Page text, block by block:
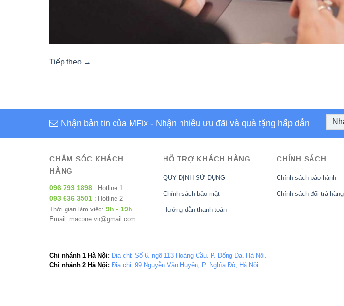
Tiếp theo →
Nhận bản tin của MFix - Nhận nhiều ưu đãi và quà tặng hấp dẫn
CHĂM SÓC KHÁCH
HÀNG
096 793 1898 : Hotline 1
093 636 3501 : Hotline 2
Thời gian làm việc: 9h - 19h
Email: macone.vn@gmail.com
HỖ TRỢ KHÁCH HÀNG
QUY ĐỊNH SỬ DỤNG
Chính sách bảo mật
Hướng dẫn thanh toán
CHÍNH SÁCH
Chính sách bảo hành
Chính sách đổi trả hàng
Chi nhánh 1 Hà Nội: Địa chỉ: Số 6, ngõ 113 Hoàng Cầu, P. Đống Đa, Hà Nội.
Chi nhánh 2 Hà Nội: Địa chỉ: 99 Nguyễn Văn Huyên, P. Nghĩa Đô, Hà Nội